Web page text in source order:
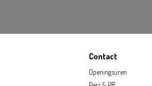
Contact
Openingsuren